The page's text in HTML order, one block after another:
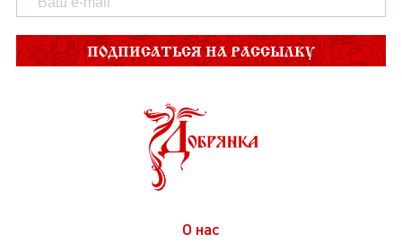
ПОДПИСАТЬСЯ НА РАССЫЛКУ
О нас